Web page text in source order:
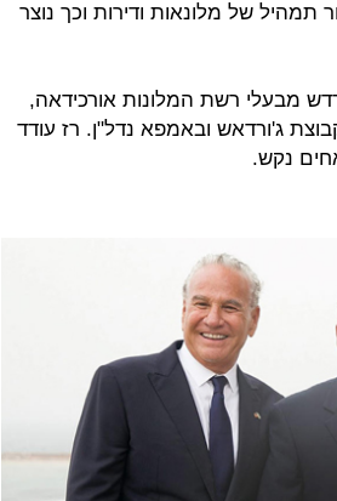
תמהיל של מלונאות ודירות וכך נוצר
מבעלי רשת המלונות אורכידאה,
ג'ורדאש ובאמפא נדל"ן. רז עודד
נקש.